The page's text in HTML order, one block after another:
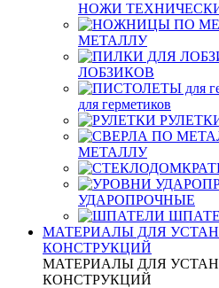
НОЖИ ТЕХНИЧЕСКИЕ
МЕТАЛЛУ
ЛОБЗИКОВ
для герметиков
МЕТАЛЛУ
УДАРОПРОЧНЫЕ
МАТЕРИАЛЫ ДЛЯ
КОНСТРУКЦИЙ
МАТЕРИАЛЫ ДЛЯ
КОНСТРУКЦИЙ